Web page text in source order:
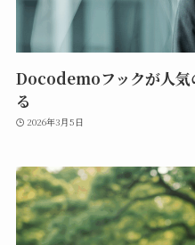
Docodemoフックが人気
る
2026年3月5日